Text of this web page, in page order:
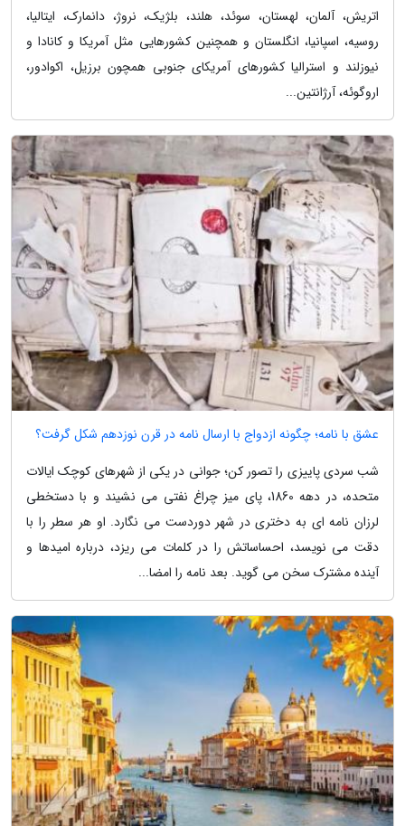
اتریش، آلمان، لهستان، سوئد، هلند، بلژیک، نروژ، دانمارک، ایتالیا،
روسیه، اسپانیا، انگلستان و همچنین کشورهایی مثل آمریکا و کانادا و
نیوزلند و استرالیا کشورهای آمریکای جنوبی همچون برزیل، اکوادور،
اروگوئه، آرژانتین...
عشق با نامه؛ چگونه ازدواج با ارسال نامه در قرن نوزدهم شکل گرفت؟
شب سردی پاییزی را تصور کن؛ جوانی در یکی از شهرهای کوچک ایالات
متحده، در دهه 1860، پای میز چراغ نفتی می نشیند و با دستخطی
لرزان نامه ای به دختری در شهر دوردست می نگارد. او هر سطر را با
دقت می نویسد، احساساتش را در کلمات می ریزد، درباره امیدها و
آینده مشترک سخن می گوید. بعد نامه را امضا...